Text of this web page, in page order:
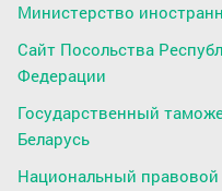
Министерство
Сайт Посольства
Федерации
Государственный
Беларусь
Национальный правовой